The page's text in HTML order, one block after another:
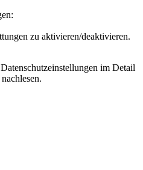
zu aktivieren/deaktivieren.
im Detail